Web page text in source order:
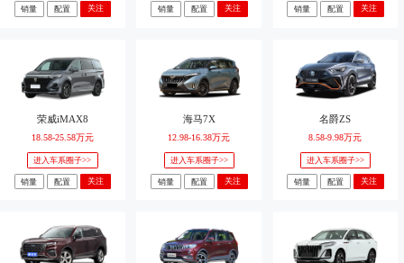
销量 配置 关注 销量 配置 关注 销量 配置 关注
荣威iMAX8
18.58-25.58万元
进入车系圈子>>
销量 配置 关注
海马7X
12.98-16.38万元
进入车系圈子>>
销量 配置 关注
名爵ZS
8.58-9.98万元
进入车系圈子>>
销量 配置 关注